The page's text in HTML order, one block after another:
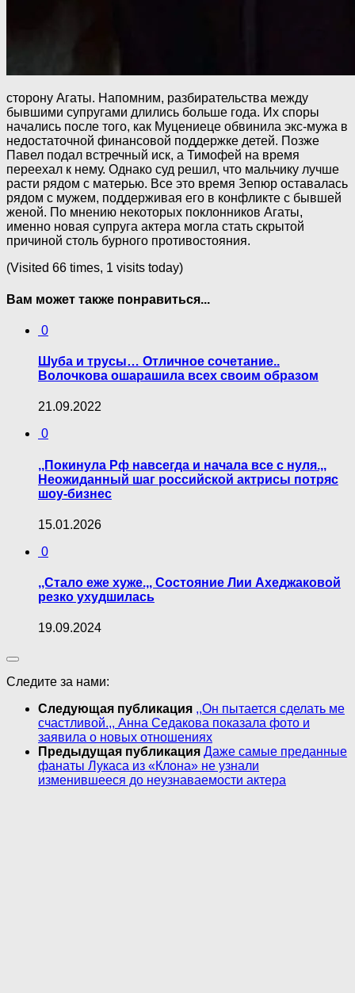
сторону Агаты. Напомним, разбирательства между
бывшими супругами длились больше года. Их споры
начались после того, как Муцениеце обвинила экс-мужа в
недостаточной финансовой поддержке детей. Позже
Павел подал встречный иск, а Тимофей на время
переехал к нему. Однако суд решил, что мальчику лучше
расти рядом с матерью. Все это время Зепюр оставалась
рядом с мужем, поддерживая его в конфликте с бывшей
женой. По мнению некоторых поклонников Агаты,
именно новая супруга актера могла стать скрытой
причиной столь бурного противостояния.
(Visited 66 times, 1 visits today)
Вам может также понравиться...
0
Шуба и трусы… Отличное сочетание..
Волочкова ошарашила всех своим образом
21.09.2022
0
,,Покинула Рф навсегда и начала все с нуля.,,
Неожиданный шаг российской актрисы потряс
шоу-бизнес
15.01.2026
0
,,Стало еже хуже.,, Состояние Лии Ахеджаковой
резко ухудшилась
19.09.2024
Следите за нами:
Следующая публикация ,,Он пытается сделать ме
счастливой.,, Анна Седакова показала фото и
заявила о новых отношениях
Предыдущая публикация Даже самые преданные
фанаты Лукаса из «Клона» не узнали
изменившееся до неузнаваемости актера